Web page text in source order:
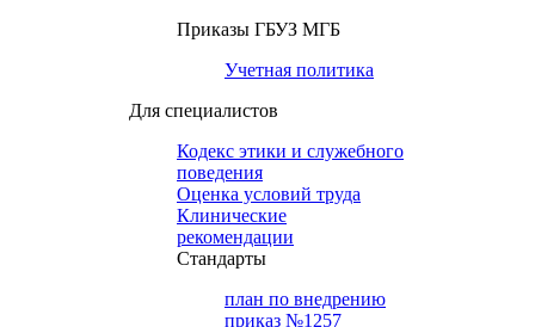
Приказы ГБУЗ МГБ
Учетная политика
Для специалистов
Кодекс этики и служебного
поведения
Оценка условий труда
Клинические
рекомендации
Cтандарты
план по внедрению
приказ №1257